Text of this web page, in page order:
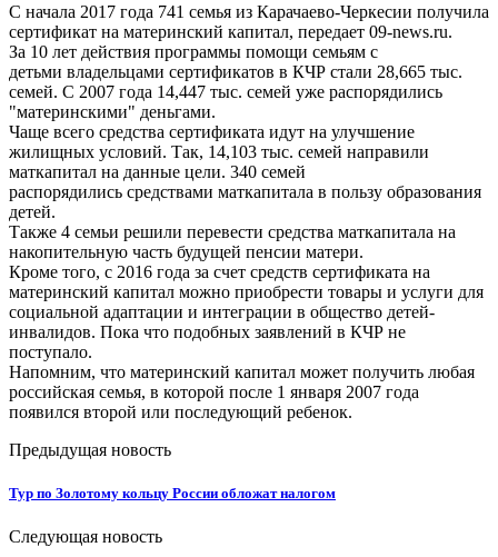
С начала 2017 года 741 семья из Карачаево-Черкесии получила
сертификат на материнский капитал, передает 09-news.ru.
За 10 лет действия программы помощи семьям с
детьми владельцами сертификатов в КЧР стали 28,665 тыс.
семей. С 2007 года 14,447 тыс. семей уже распорядились
"материнскими" деньгами.
Чаще всего средства сертификата идут на улучшение
жилищных условий. Так, 14,103 тыс. семей направили
маткапитал на данные цели. 340 семей
распорядились средствами маткапитала в пользу образования
детей.
Также 4 семьи решили перевести средства маткапитала на
накопительную часть будущей пенсии матери.
Кроме того, с 2016 года за счет средств сертификата на
материнский капитал можно приобрести товары и услуги для
социальной адаптации и интеграции в общество детей-
инвалидов. Пока что подобных заявлений в КЧР не
поступало.
Напомним, что материнский капитал может получить любая
российская семья, в которой после 1 января 2007 года
появился второй или последующий ребенок.
Предыдущая новость
Тур по Золотому кольцу России обложат налогом
Следующая новость